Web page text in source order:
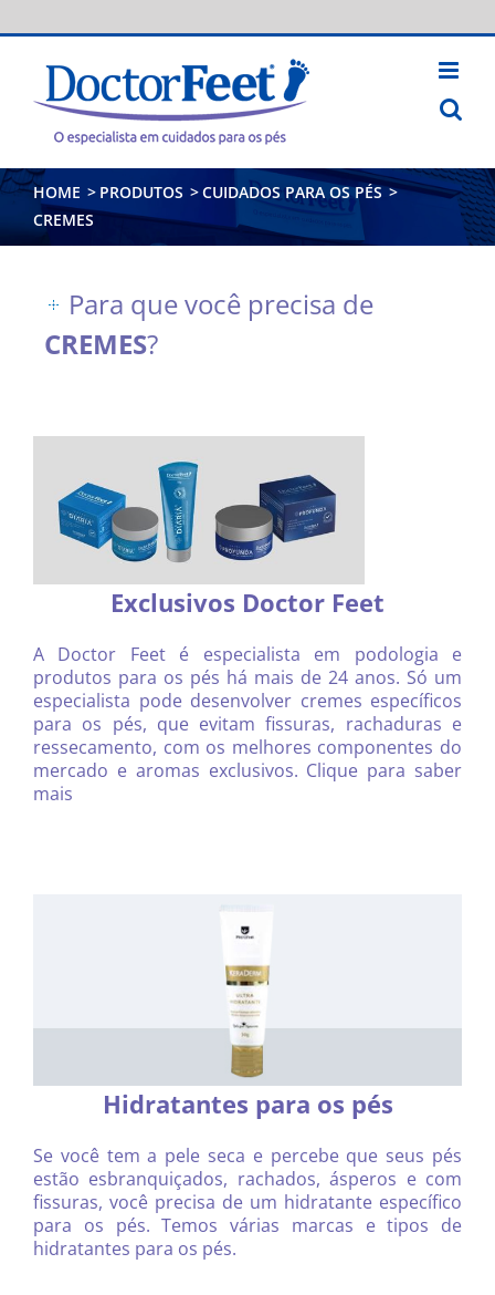
content
HOME > PRODUTOS >CUIDADOS PARA OS PÉS >
CREMES
Para que você precisa de
CREMES?
Exclusivos Doctor Feet
A Doctor Feet é especialista em podologia e
produtos para os pés há mais de 24 anos. Só um
especialista pode desenvolver cremes específicos
para os pés, que evitam fissuras, rachaduras e
ressecamento, com os melhores componentes do
mercado e aromas exclusivos. Clique para saber
mais
Hidratantes para os pés
Se você tem a pele seca e percebe que seus pés
estão esbranquiçados, rachados, ásperos e com
fissuras, você precisa de um hidratante específico
para os pés. Temos várias marcas e tipos de
hidratantes para os pés.